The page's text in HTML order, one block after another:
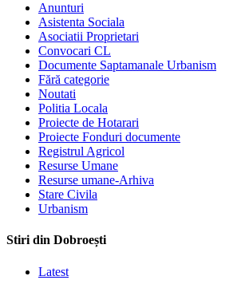
Anunturi
Asistenta Sociala
Asociatii Proprietari
Convocari CL
Documente Saptamanale Urbanism
Fără categorie
Noutati
Politia Locala
Proiecte de Hotarari
Proiecte Fonduri documente
Registrul Agricol
Resurse Umane
Resurse umane-Arhiva
Stare Civila
Urbanism
Stiri din Dobroești
Latest